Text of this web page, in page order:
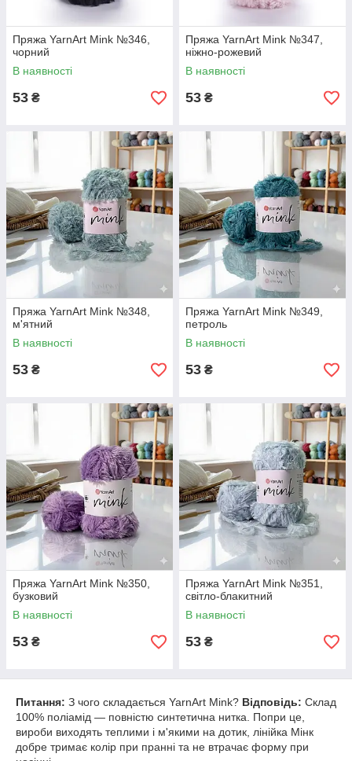
Пряжа YarnArt Mink №346,
чорний
В наявності
53 ₴
Пряжа YarnArt Mink №347,
ніжно-рожевий
В наявності
53 ₴
Пряжа YarnArt Mink №348,
м'ятний
В наявності
53 ₴
Пряжа YarnArt Mink №349,
петроль
В наявності
53 ₴
Пряжа YarnArt Mink №350,
бузковий
В наявності
53 ₴
Пряжа YarnArt Mink №351,
світло-блакитний
В наявності
53 ₴
Питання: З чого складається YarnArt Mink? Відповідь: Склад
100% поліамід — повністю синтетична нитка. Попри це,
вироби виходять теплими і м'якими на дотик, лінійка Мінк
добре тримає колір при пранні та не втрачає форму при